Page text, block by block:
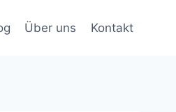
Über uns Kontakt